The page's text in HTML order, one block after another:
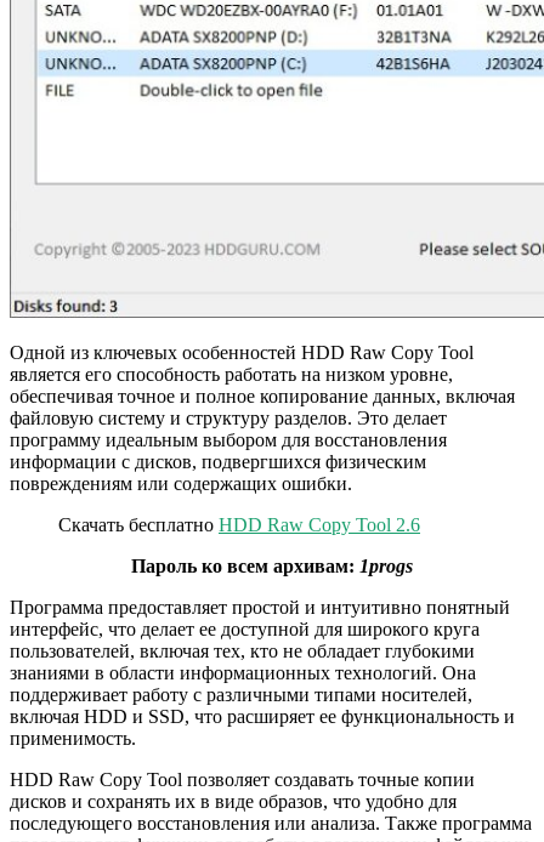
Одной из ключевых особенностей HDD Raw Copy Tool
является его способность работать на низком уровне,
обеспечивая точное и полное копирование данных, включая
файловую систему и структуру разделов. Это делает
программу идеальным выбором для восстановления
информации с дисков, подвергшихся физическим
повреждениям или содержащих ошибки.
Скачать бесплатно HDD Raw Copy Tool 2.6
Пароль ко всем архивам: 1progs
Программа предоставляет простой и интуитивно понятный
интерфейс, что делает ее доступной для широкого круга
пользователей, включая тех, кто не обладает глубокими
знаниями в области информационных технологий. Она
поддерживает работу с различными типами носителей,
включая HDD и SSD, что расширяет ее функциональность и
применимость.
HDD Raw Copy Tool позволяет создавать точные копии
дисков и сохранять их в виде образов, что удобно для
последующего восстановления или анализа. Также программа